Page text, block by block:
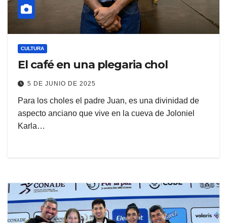
CULTURA
El café en una plegaria chol
5 DE JUNIO DE 2025
Para los choles el padre Juan, es una divinidad de
aspecto anciano que vive en la cueva de Joloniel
Karla…